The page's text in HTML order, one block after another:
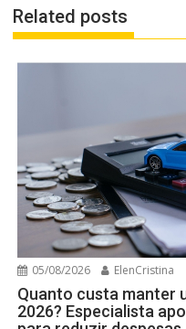
Related posts
05/08/2026 ElenCristina
Quanto custa manter
2026? Especialista